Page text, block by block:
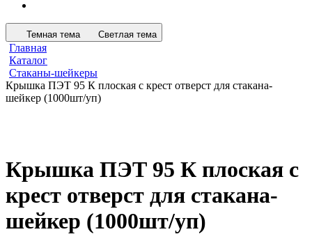
Темная тема Светлая тема
Главная
Каталог
Стаканы-шейкеры
Крышка ПЭТ 95 К плоская с крест отверст для стакана-
шейкер (1000шт/уп)
Крышка ПЭТ 95 К плоская с
крест отверст для стакана-
шейкер (1000шт/уп)